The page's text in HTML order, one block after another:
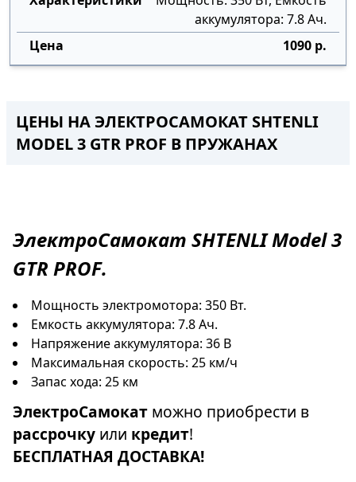
аккумулятора: 7.8 Ач.
1090 р.
ЦЕНЫ НА ЭЛЕКТРОСАМОКАТ SHTENLI
MODEL 3 GTR PROF В ПРУЖАНАХ
ЭлектроСамокат SHTENLI Model 3
GTR PROF.
Мощность электромотора: 350 Вт.
Емкость аккумулятора: 7.8 Ач.
Напряжение аккумулятора: 36 В
Максимальная скорость: 25 км/ч
Запас хода: 25 км
ЭлектроСамокат можно приобрести в
рассрочку или кредит!
БЕСПЛАТНАЯ ДОСТАВКА!